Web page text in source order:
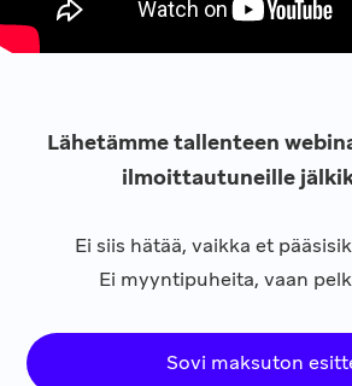
Lähetämme tallenteen
ilmoittautuneille
Ei siis hätää, vaikka et
Ei myyntipuheita, vaan
Sovi maksuton